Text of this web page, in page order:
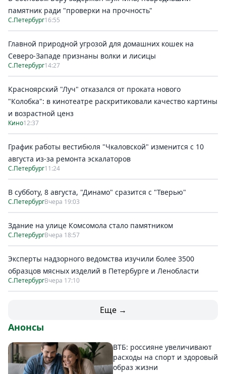
памятник ради "проверки на прочность"
С.Петербург16:55
Главной природной угрозой для домашних кошек на
Северо-Западе признаны волки и лисицы
С.Петербург14:27
Красноярский "Луч" отказался от проката нового
"Колобка": в кинотеатре раскритиковали качество картины
и возрастной ценз
Кино12:37
График работы вестибюля "Чкаловской" изменится с 10
августа из-за ремонта эскалаторов
С.Петербург11:24
В субботу, 8 августа, "Динамо" сразится с "Тверью"
С.ПетербургВчера 19:03
Здание на улице Комсомола стало памятником
С.ПетербургВчера 18:57
Эксперты надзорного ведомства изучили более 3500
образцов мясных изделий в Петербурге и Ленобласти
С.ПетербургВчера 17:10
Еще →
Анонсы
ВТБ: россияне увеличивают
расходы на спорт и здоровый
образ жизни